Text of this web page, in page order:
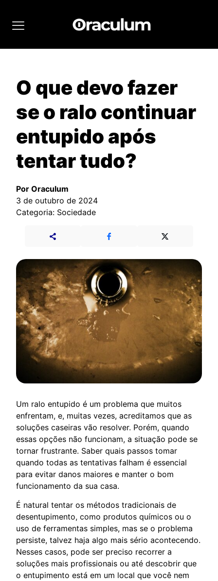
O que devo fazer
se o ralo continuar
entupido após
tentar tudo?
Por Oraculum
3 de outubro de 2024
Categoria: Sociedade
Um ralo entupido é um problema que muitos
enfrentam, e, muitas vezes, acreditamos que as
soluções caseiras vão resolver. Porém, quando
essas opções não funcionam, a situação pode se
tornar frustrante. Saber quais passos tomar
quando todas as tentativas falham é essencial
para evitar danos maiores e manter o bom
funcionamento da sua casa.
É natural tentar os métodos tradicionais de
desentupimento, como produtos químicos ou o
uso de ferramentas simples, mas se o problema
persiste, talvez haja algo mais sério acontecendo.
Nesses casos, pode ser preciso recorrer a
soluções mais profissionais ou até descobrir que
o entupimento está em um local que você nem